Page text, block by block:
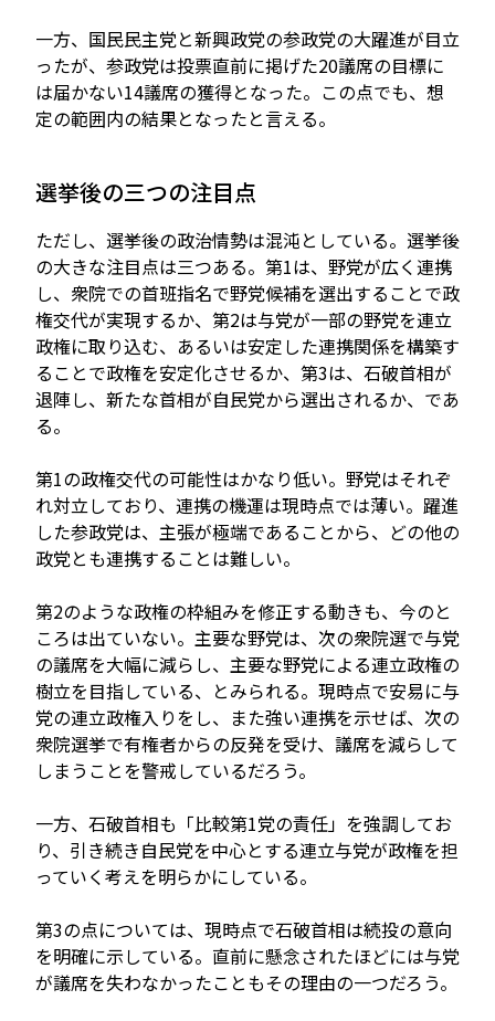
一方、国民民主党と新興政党の参政党の大躍進が目立
ったが、参政党は投票直前に掲げた20議席の目標に
は届かない14議席の獲得となった。この点でも、想
定の範囲内の結果となったと言える。
選挙後の三つの注目点
ただし、選挙後の政治情勢は混沌としている。選挙後
の大きな注目点は三つある。第1は、野党が広く連携
し、衆院での首班指名で野党候補を選出することで政
権交代が実現するか、第2は与党が一部の野党を連立
政権に取り込む、あるいは安定した連携関係を構築す
ることで政権を安定化させるか、第3は、石破首相が
退陣し、新たな首相が自民党から選出されるか、であ
る。
第1の政権交代の可能性はかなり低い。野党はそれぞ
れ対立しており、連携の機運は現時点では薄い。躍進
した参政党は、主張が極端であることから、どの他の
政党とも連携することは難しい。
第2のような政権の枠組みを修正する動きも、今のと
ころは出ていない。主要な野党は、次の衆院選で与党
の議席を大幅に減らし、主要な野党による連立政権の
樹立を目指している、とみられる。現時点で安易に与
党の連立政権入りをし、また強い連携を示せば、次の
衆院選挙で有権者からの反発を受け、議席を減らして
しまうことを警戒しているだろう。
一方、石破首相も「比較第1党の責任」を強調してお
り、引き続き自民党を中心とする連立与党が政権を担
っていく考えを明らかにしている。
第3の点については、現時点で石破首相は続投の意向
を明確に示している。直前に懸念されたほどには与党
が議席を失わなかったこともその理由の一つだろう。